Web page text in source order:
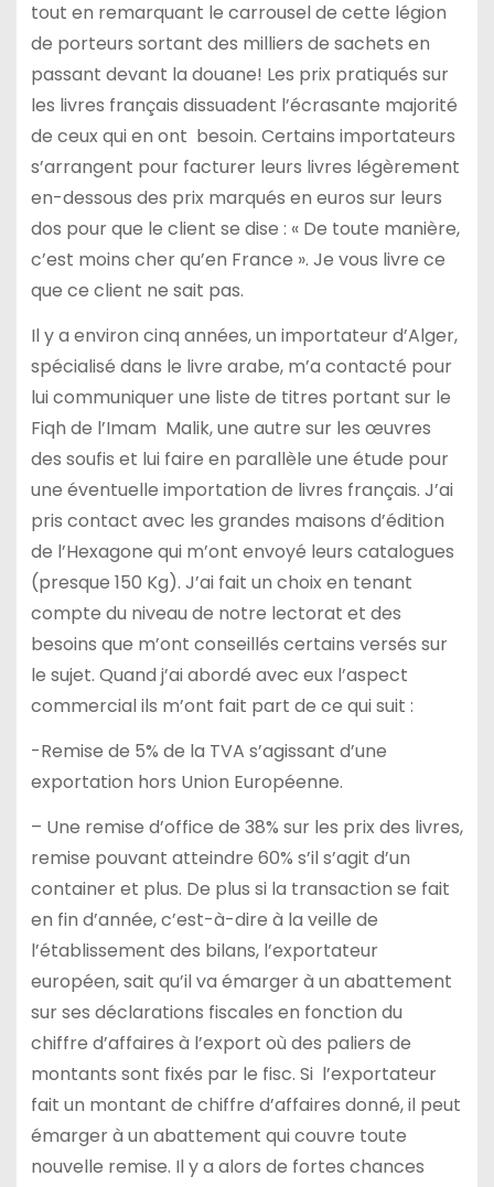
tout en remarquant le carrousel de cette légion
de porteurs sortant des milliers de sachets en
passant devant la douane! Les prix pratiqués sur
les livres français dissuadent l’écrasante majorité
de ceux qui en ont besoin. Certains importateurs
s’arrangent pour facturer leurs livres légèrement
en-dessous des prix marqués en euros sur leurs
dos pour que le client se dise : « De toute manière,
c’est moins cher qu’en France ». Je vous livre ce
que ce client ne sait pas.
Il y a environ cinq années, un importateur d’Alger,
spécialisé dans le livre arabe, m’a contacté pour
lui communiquer une liste de titres portant sur le
Fiqh de l’Imam Malik, une autre sur les œuvres
des soufis et lui faire en parallèle une étude pour
une éventuelle importation de livres français. J’ai
pris contact avec les grandes maisons d’édition
de l’Hexagone qui m’ont envoyé leurs catalogues
(presque 150 Kg). J’ai fait un choix en tenant
compte du niveau de notre lectorat et des
besoins que m’ont conseillés certains versés sur
le sujet. Quand j’ai abordé avec eux l’aspect
commercial ils m’ont fait part de ce qui suit :
-Remise de 5% de la TVA s’agissant d’une
exportation hors Union Européenne.
– Une remise d’office de 38% sur les prix des livres,
remise pouvant atteindre 60% s’il s’agit d’un
container et plus. De plus si la transaction se fait
en fin d’année, c’est-à-dire à la veille de
l’établissement des bilans, l’exportateur
européen, sait qu’il va émarger à un abattement
sur ses déclarations fiscales en fonction du
chiffre d’affaires à l’export où des paliers de
montants sont fixés par le fisc. Si l’exportateur
fait un montant de chiffre d’affaires donné, il peut
émarger à un abattement qui couvre toute
nouvelle remise. Il y a alors de fortes chances